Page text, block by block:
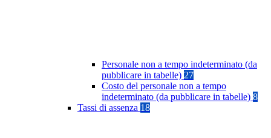
Personale non a tempo indeterminato (da
pubblicare in tabelle) 27
Costo del personale non a tempo
indeterminato (da pubblicare in tabelle) 8
Tassi di assenza 18